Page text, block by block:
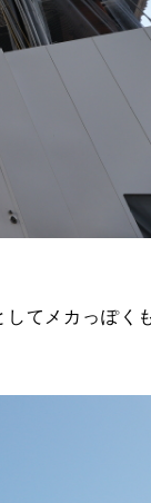
てメカっぽく